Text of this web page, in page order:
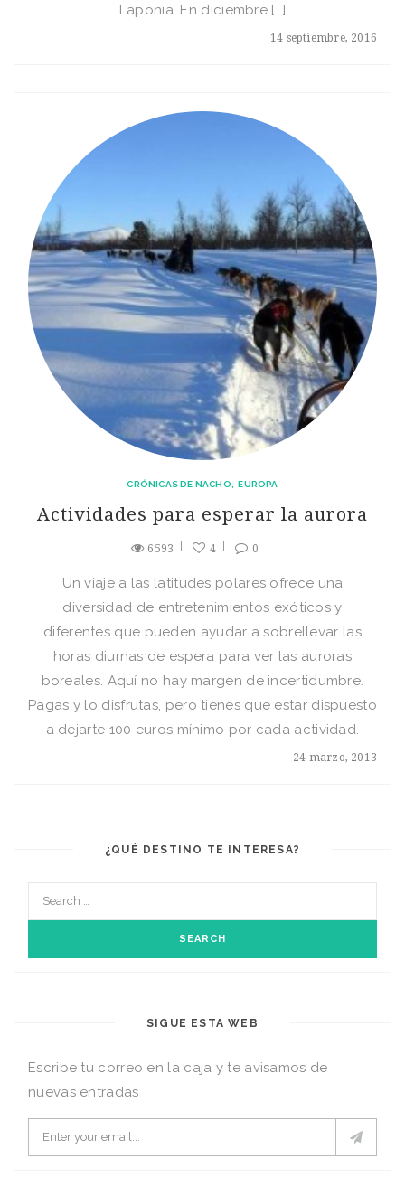
14 septiembre, 2016
Laponia. En diciembre […]
CRÓNICAS DE NACHO EUROPA
Actividades para esperar la aurora
6593 4 0
24 marzo, 2013
Un viaje a las latitudes polares ofrece una
diversidad de entretenimientos exóticos y
diferentes que pueden ayudar a sobrellevar las
horas diurnas de espera para ver las auroras
boreales. Aquí no hay margen de incertidumbre.
Pagas y lo disfrutas, pero tienes que estar dispuesto
a dejarte 100 euros mínimo por cada actividad.
¿QUÉ DESTINO TE INTERESA?
SIGUE ESTA WEB
Escribe tu correo en la caja y te avisamos de
nuevas entradas